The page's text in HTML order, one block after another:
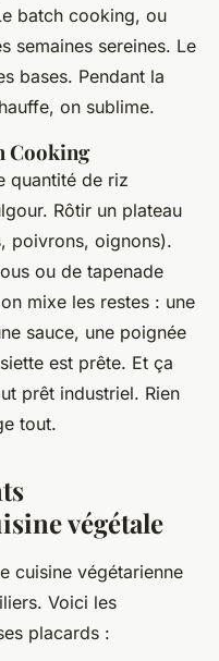
batch cooking, ou
semaines sereines. Le
bases. Pendant la
on sublime.
Cooking
quantité de riz
Rôtir un plateau
poivrons, oignons).
ou de tapenade
mixe les restes : une
sauce, une poignée
est prête. Et ça
prêt industriel. Rien
tout.
végétale
cuisine végétarienne
Voici les
placards :